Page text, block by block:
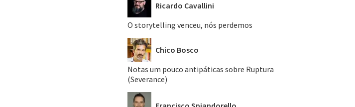
Ricardo Cavallini
O storytelling venceu, nós perdemos
Chico Bosco
Notas um pouco antipáticas sobre Ruptura
(Severance)